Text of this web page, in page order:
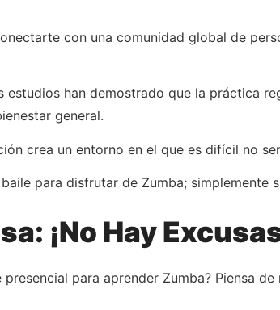
con una comunidad global de
han demostrado que la práctica
general.
crea un entorno en el que es difícil no
para disfrutar de Zumba; simplemente
¡No Hay
para aprender Zumba? Piensa